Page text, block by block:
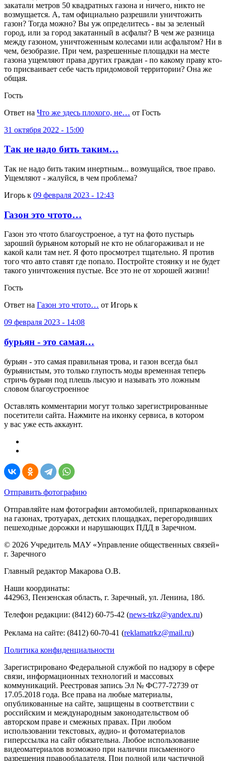
закатали метров 50 квадратных газона и ничего, никто не
возмущается. А, там официально разрешили уничтожить
газон? Тогда можно? Вы уж определитесь - вы за зеленый
город, или за город закатанный в асфальт? В чем же разница
между газоном, уничтоженным колесами или асфальтом? Ни в
чем, безобразие. При чем, разрешенные площадки на месте
газона ущемляют права других граждан - по какому праву кто-
то присваивает себе часть придомовой территории? Она же
общая.
Гость
Ответ на Что же здесь плохого, не… от Гость
31 октября 2022 - 15:00
Так не надо бить таким…
Так не надо бить таким инертным... возмущайся, твое право.
Ущемляют - жалуйся, в чем проблема?
Игорь к 09 февраля 2023 - 12:43
Газон это чтото…
Газон это чтото благоустроеное, а тут на фото пустырь
зароший бурьяном который не кто не облагораживал и не
какой кали там нет. Я фото просмотрел тщательно. Я против
того что авто ставят где попало. Постройте стоянку и не будет
такого уничтожения пустые. Все это не от хорошей жизни!
Гость
Ответ на Газон это чтото… от Игорь к
09 февраля 2023 - 14:08
бурьян - это самая…
бурьян - это самая правильная трова, и газон всегда был
бурьянистым, это только глупость моды временная теперь
стричь бурьян под плешь лысую и называть это ложным
словом благоустроенное
Оставлять комментарии могут только зарегистрированные
посетители сайта. Нажмите на иконку сервиса, в котором
у вас уже есть аккаунт.
Отправить фотографию
Отправляйте нам фотографии автомобилей, припаркованных
на газонах, тротуарах, детских площадках, перегородивших
пешеходные дорожки и нарушающих ПДД в Заречном.
© 2026 Учредитель МАУ «Управление общественных связей»
г. Заречного
Главный редактор Макарова О.В.
Наши координаты:
442963, Пензенская область, г. Заречный, ул. Ленина, 18б.
Телефон редакции: (8412) 60-75-42 (news-trkz@yandex.ru)
Реклама на сайте: (8412) 60-70-41 (reklamatrkz@mail.ru)
Политика конфиденциальности
Зарегистрировано Федеральной службой по надзору в сфере
связи, информационных технологий и массовых
коммуникаций. Реестровая запись Эл № ФС77-72739 от
17.05.2018 года. Все права на любые материалы,
опубликованные на сайте, защищены в соответствии с
российским и международным законодательством об
авторском праве и смежных правах. При любом
использовании текстовых, аудио- и фотоматериалов
гиперссылка на сайт обязательна. Любое использование
видеоматериалов возможно при наличии письменного
разрешения правообладателя. При полной или частичной